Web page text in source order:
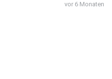
vor 6 Monaten